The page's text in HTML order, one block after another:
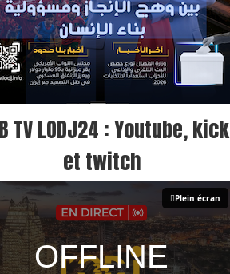
TV LODJ24 : Youtube, kick
et twitch
Plein écran